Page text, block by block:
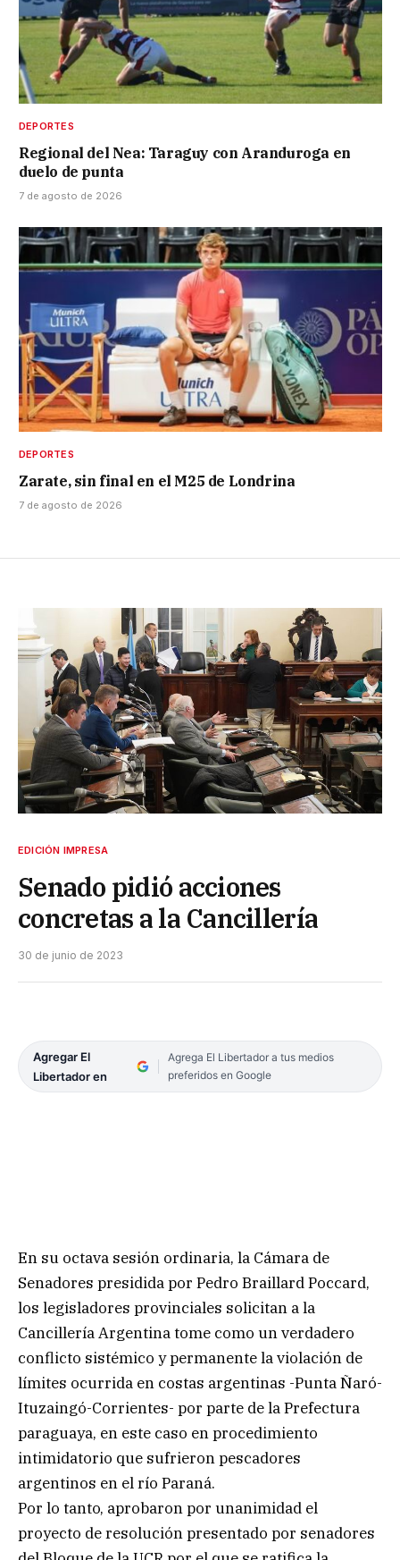
DEPORTES
Regional del Nea: Taraguy con Aranduroga en
duelo de punta
7 de agosto de 2026
DEPORTES
Zarate, sin final en el M25 de Londrina
7 de agosto de 2026
EDICIÓN IMPRESA
Senado pidió acciones
concretas a la Cancillería
30 de junio de 2023
Agregar El
Libertador en
Agrega El Libertador a tus medios
preferidos en Google
En su octava sesión ordinaria, la Cámara de
Senadores presidida por Pedro Braillard Poccard,
los legisladores provinciales solicitan a la
Cancillería Argentina tome como un verdadero
conflicto sistémico y permanente la violación de
límites ocurrida en costas argentinas -Punta Ñaró-
Ituzaingó-Corrientes- por parte de la Prefectura
paraguaya, en este caso en procedimiento
intimidatorio que sufrieron pescadores
argentinos en el río Paraná.
Por lo tanto, aprobaron por unanimidad el
proyecto de resolución presentado por senadores